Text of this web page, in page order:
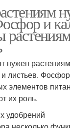
и
нужен
листьев.
элементов
их роль.
удобрений